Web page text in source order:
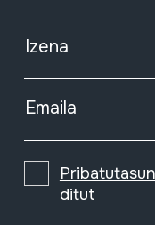
Izena
Emaila
ditut